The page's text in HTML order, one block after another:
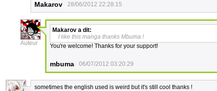
Makarov 28/06/2012 22:28:15
23
Auteur
Makarov a dit:
I like this manga thanks Mbuma !
You're welcome! Thanks for your support!
mbuma 06/07/2012 03:20:29
sometimes the english used is weird but it's still cool thanks !